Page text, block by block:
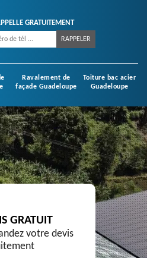
GRATUITEMENT
Ravalement de
façade Guadeloupe
Toiture bac acier
Guadeloupe
GRATUIT
votre devis